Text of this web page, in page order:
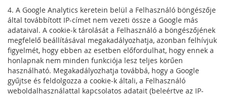
4. A Google Analytics keretein belül a Felhasználó böngészője
által továbbított IP-címet nem vezeti össze a Google más
adataival. A cookie-k tárolását a Felhasználó a böngészőjének
megfelelő beállításával megakadályozhatja, azonban felhívjuk
figyelmét, hogy ebben az esetben előfordulhat, hogy ennek a
honlapnak nem minden funkciója lesz teljes körűen
használható. Megakadályozhatja továbbá, hogy a Google
gyűjtse és feldolgozza a cookie-k általi, a Felhasználó
weboldalhasználattal kapcsolatos adatait (beleértve az IP-